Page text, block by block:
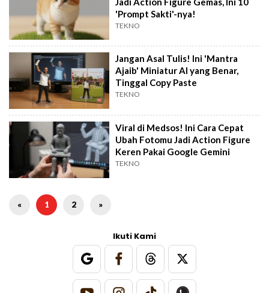
'Prompt Sakti'-nya!
TEKNO
Jangan Asal Tulis! Ini 'Mantra
Ajaib' Miniatur AI yang Benar,
Tinggal Copy Paste
TEKNO
Viral di Medsos! Ini Cara Cepat
Ubah Fotomu Jadi Action Figure
Keren Pakai Google Gemini
TEKNO
« 1 2 »
Ikuti Kami